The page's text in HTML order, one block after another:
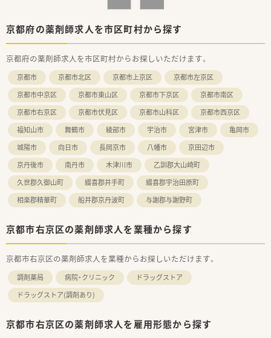
京都府の薬剤師求人を市区町村から探す
京都府の薬剤師求人を市区町村からお探しいただけます。
京都市 京都市北区 京都市上京区
京都市左京区
京都市中京区
京都市東山区 京都市下京区
京都市南区
京都市右京区
京都市伏見区 京都市山科区
京都市西京区
福知山市
舞鶴市 綾部市 宇治市 宮津市
亀岡市
城陽市
向日市 長岡京市 八幡市
京田辺市
京丹後市
南丹市 木津川市
乙訓郡大山崎町
久世郡久御山町
綴喜郡井手町
綴喜郡宇治田原町
相楽郡精華町
船井郡京丹波町 与謝郡与謝野町
京都市右京区の薬剤師求人を業種から探す
京都市右京区の薬剤師求人を業種からお探しいただけます。
調剤薬局 病院・クリニック
ドラッグストア
ドラッグストア(調剤あり)
京都市右京区の薬剤師求人を雇用形態から探す